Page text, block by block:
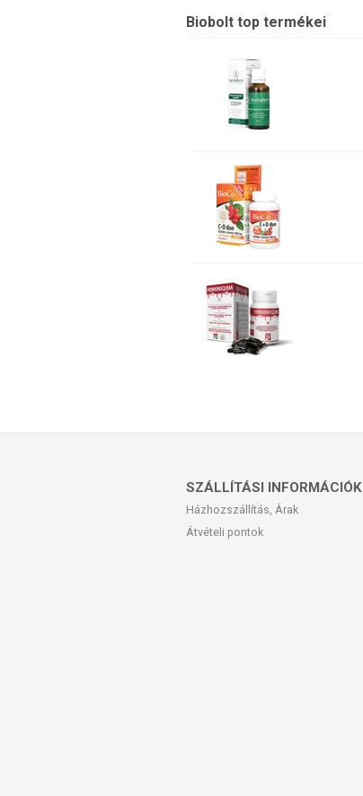
Biobolt top termékei
SZÁLLÍTÁSI INFORMÁCIÓK
Házhozszállítás, Árak
Átvételi pontok